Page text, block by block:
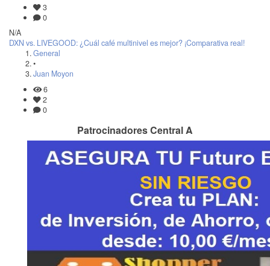
3
0
N/A
DXN vs. LIVEGOOD: ¿Cuál café multinivel es mejor? ¡Comparativa real!
General
•
Juan Moyon
6
2
0
Patrocinadores Central A